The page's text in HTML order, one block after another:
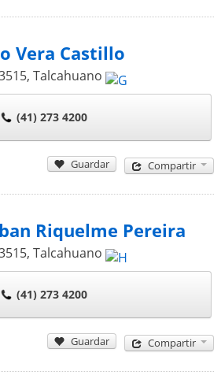
Vera Castillo
, Talcahuano
(41) 273 4200
Guardar Compartir
Riquelme Pereira
, Talcahuano
(41) 273 4200
Guardar Compartir